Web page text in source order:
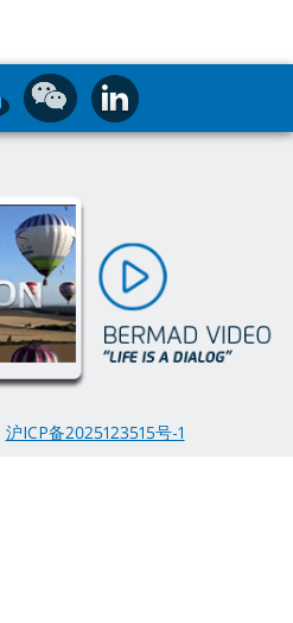
沪ICP备2025123515号-1